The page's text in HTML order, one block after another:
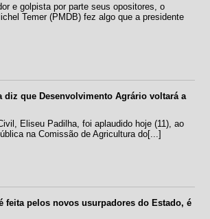
e golpista por parte seus opositores, o
Temer (PMDB) fez algo que a presidente
diz que Desenvolvimento Agrário voltará a
Eliseu Padilha, foi aplaudido hoje (11), ao
na Comissão de Agricultura do[...]
feita pelos novos usurpadores do Estado, é